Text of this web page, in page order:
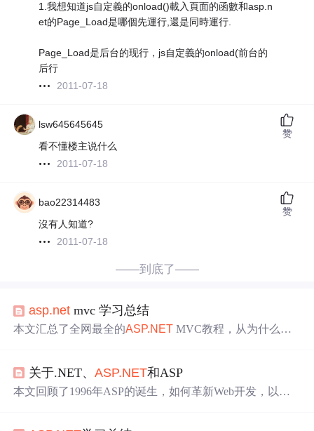
1.我想知道js自定義的onload()載入頁面的函數和asp.n
et的Page_Load是哪個先運行,還是同時運行.
Page_Load是后台的现行，js自定義的onload(前台的
后行
2011-07-18
lsw645645645
看不懂楼主说什么
2011-07-18
赞
bao22314483
沒有人知道?
2011-07-18
赞
——到底了——
asp.net mvc 学习总结
本文汇总了全网最全的ASP.NET MVC教程，从为什么学
者系统学习。
关于.NET、ASP.NET和ASP
本文回顾了1996年ASP的诞生，如何革新Web开发，以及